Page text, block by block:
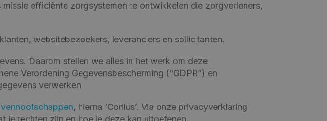
efficiënte zorgsystemen te ontwikkelen die zorgverleners,
websitebezoekers, leveranciers en sollicitanten.
Daarom stellen we alles in het werk om deze
Verordening Gegevensbescherming (“GDPR”) en
verwerken.
, hierna ‘Corilus’. Via onze privacyverklaring
je rechten zijn en hoe je deze kan uitoefenen.